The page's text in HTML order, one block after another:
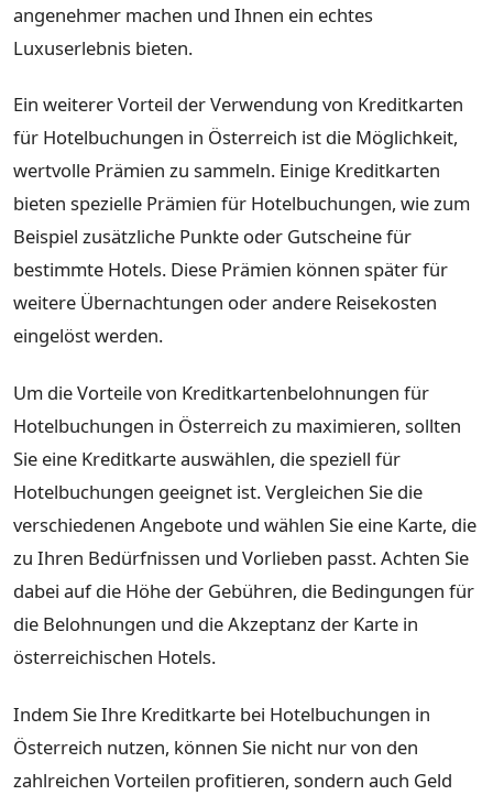
angenehmer machen und Ihnen ein echtes
Luxuserlebnis bieten.
Ein weiterer Vorteil der Verwendung von Kreditkarten
für Hotelbuchungen in Österreich ist die Möglichkeit,
wertvolle Prämien zu sammeln. Einige Kreditkarten
bieten spezielle Prämien für Hotelbuchungen, wie zum
Beispiel zusätzliche Punkte oder Gutscheine für
bestimmte Hotels. Diese Prämien können später für
weitere Übernachtungen oder andere Reisekosten
eingelöst werden.
Um die Vorteile von Kreditkartenbelohnungen für
Hotelbuchungen in Österreich zu maximieren, sollten
Sie eine Kreditkarte auswählen, die speziell für
Hotelbuchungen geeignet ist. Vergleichen Sie die
verschiedenen Angebote und wählen Sie eine Karte, die
zu Ihren Bedürfnissen und Vorlieben passt. Achten Sie
dabei auf die Höhe der Gebühren, die Bedingungen für
die Belohnungen und die Akzeptanz der Karte in
österreichischen Hotels.
Indem Sie Ihre Kreditkarte bei Hotelbuchungen in
Österreich nutzen, können Sie nicht nur von den
zahlreichen Vorteilen profitieren, sondern auch Geld